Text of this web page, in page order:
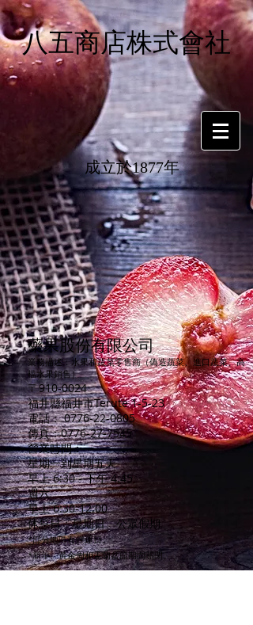
八五商店株式會社
成立於1877年
藥果股份有限公司
業務描述：水果和蔬菜零售商（偽造蔬菜、進口蔬菜、高
檔水果銷售）
〒910-0024
福井縣福井市Terute 1-5-23
電話：0776-22-0805
傳真：0776-27-7545
營業時間：
星期一到星期五天
早上 6:30 - 下午 4:45
週六
早上 6:30-12:00
休息日：星期日、公眾假期
*部分地區有停運日。
*新年、黃金周和盂蘭盆節期間關閉。